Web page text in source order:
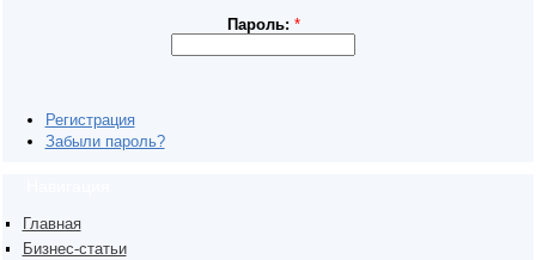
Пароль: *
Регистрация
Забыли пароль?
Главная
Бизнес-статьи